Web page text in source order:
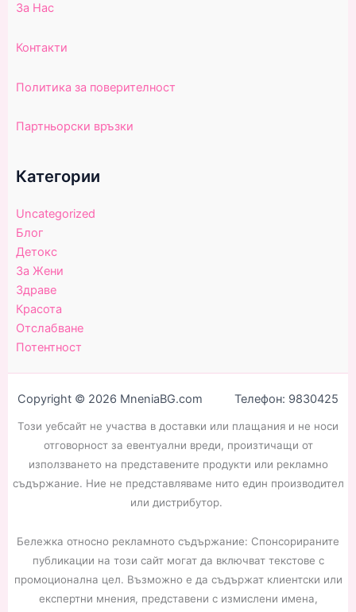
За Нас
Контакти
Политика за поверителност
Партньорски връзки
Категории
Uncategorized
Блог
Детокс
За Жени
Здраве
Красота
Отслабване
Потентност
Copyright © 2026 MneniaBG.com Телефон: 9830425
Този уебсайт не участва в доставки или плащания и не носи
отговорност за евентуални вреди, произтичащи от
използването на представените продукти или рекламно
съдържание. Ние не представляваме нито един производител
или дистрибутор.
Бележка относно рекламното съдържание: Спонсорираните
публикации на този сайт могат да включват текстове с
промоционална цел. Възможно е да съдържат клиентски или
експертни мнения, представени с измислени имена,